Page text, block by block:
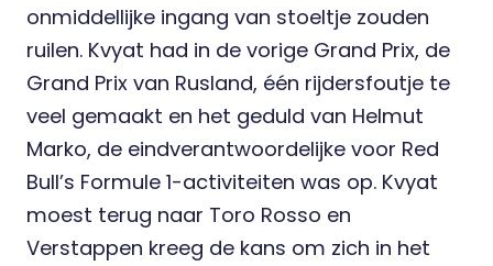
onmiddellijke ingang van stoeltje zouden
ruilen. Kvyat had in de vorige Grand Prix, de
Grand Prix van Rusland, één rijdersfoutje te
veel gemaakt en het geduld van Helmut
Marko, de eindverantwoordelijke voor Red
Bull’s Formule 1-activiteiten was op. Kvyat
moest terug naar Toro Rosso en
Verstappen kreeg de kans om zich in het